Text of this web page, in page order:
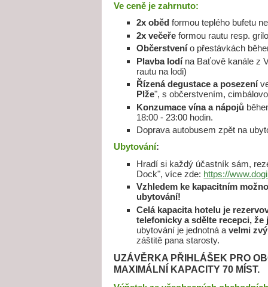
Ve ceně je zahrnuto:
2x obědformou teplého bufetu
2x večeře formou rautu resp.
Občerstvenío přestávkách
Plavba lodína Baťově kanále z
rautu na lodi)
Řízená degustace a posezení
Plže", s občerstvením,
Konzumace vína a nápojů
18:00 - 23:00 hodin.
Doprava autobusem zpět na
Ubytování:
Hradí si každý účastník sám,
Dock", více zde: https://
Vzhledem ke kapacitním
ubytování!
Celá kapacita hotelu je
telefonicky a sdělte recepci,
ubytování je jednotná avelmi
záštitě pana starosty.
UZÁVĚRKA PŘIHLÁŠEK PRO
MAXIMÁLNÍ KAPACITY 70 MÍST.